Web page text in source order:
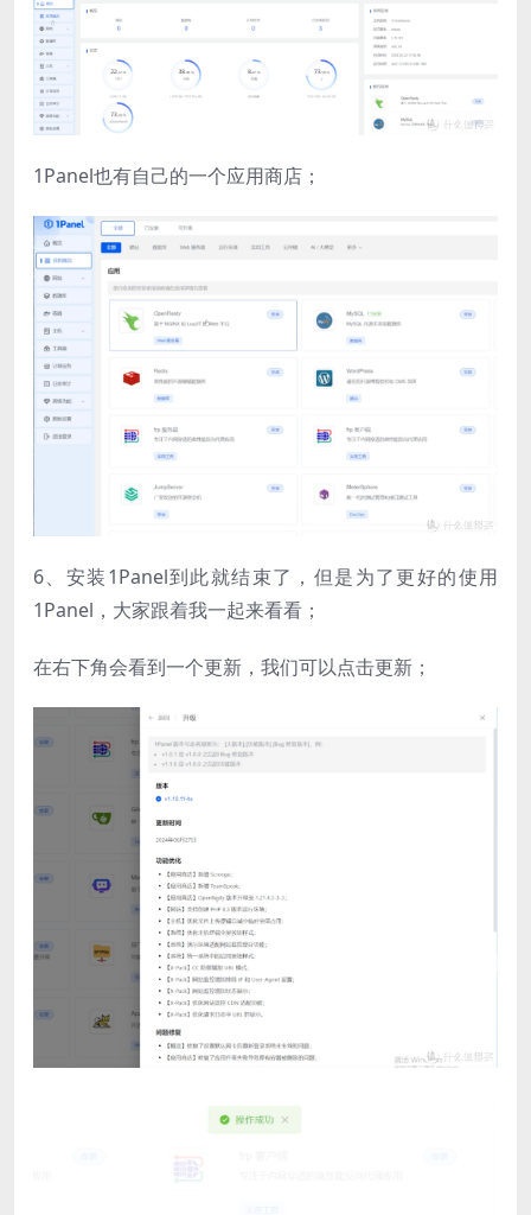
1Panel也有自己的一个应用商店；
6、安装1Panel到此就结束了，但是为了更好的使用
1Panel，大家跟着我一起来看看；
在右下角会看到一个更新，我们可以​点击更新；